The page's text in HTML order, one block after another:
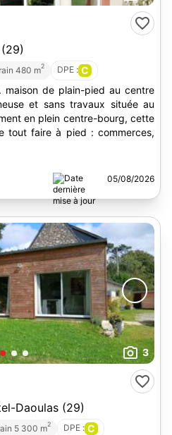
480 m2 DPE : C
maison de plain-pied au centre
en plein centre-bourg, cette
tout faire à pied : commerces,
05/08/2026
3
Daoulas (29)
5 300 m2 DPE : C